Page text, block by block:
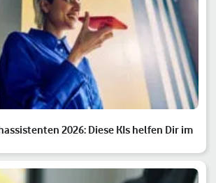
2026: Diese KIs helfen Dir im